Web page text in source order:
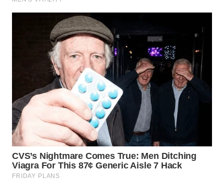
MALUT
DAIRI
WN
DANAU
TOBA